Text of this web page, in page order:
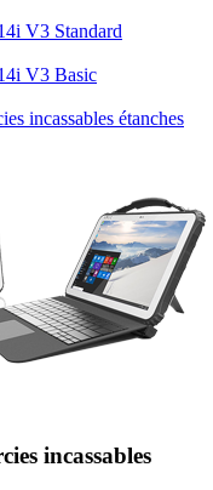
V3 Standard
V3 Basic
incassables